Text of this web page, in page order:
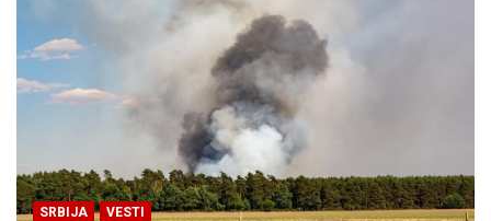
SRBIJA VESTI